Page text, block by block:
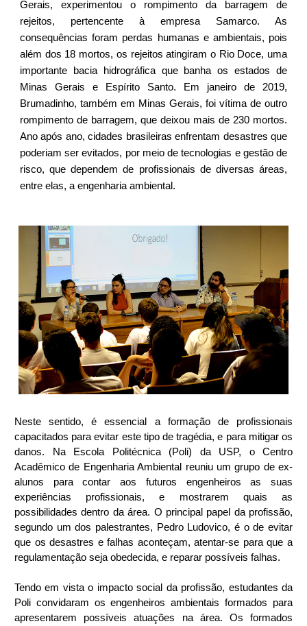
Gerais, experimentou o rompimento da barragem de
rejeitos, pertencente à empresa Samarco. As
consequências foram perdas humanas e ambientais, pois
além dos 18 mortos, os rejeitos atingiram o Rio Doce, uma
importante bacia hidrográfica que banha os estados de
Minas Gerais e Espírito Santo. Em janeiro de 2019,
Brumadinho, também em Minas Gerais, foi vítima de outro
rompimento de barragem, que deixou mais de 230 mortos.
Ano após ano, cidades brasileiras enfrentam desastres que
poderiam ser evitados, por meio de tecnologias e gestão de
risco, que dependem de profissionais de diversas áreas,
entre elas, a engenharia ambiental.
Neste sentido, é essencial a formação de profissionais
capacitados para evitar este tipo de tragédia, e para mitigar os
danos. Na Escola Politécnica (Poli) da USP, o Centro
Acadêmico de Engenharia Ambiental reuniu um grupo de ex-
alunos para contar aos futuros engenheiros as suas
experiências profissionais, e mostrarem quais as
possibilidades dentro da área. O principal papel da profissão,
segundo um dos palestrantes, Pedro Ludovico, é o de evitar
que os desastres e falhas aconteçam, atentar-se para que a
regulamentação seja obedecida, e reparar possíveis falhas.
Tendo em vista o impacto social da profissão, estudantes da
Poli convidaram os engenheiros ambientais formados para
apresentarem possíveis atuações na área. Os formados